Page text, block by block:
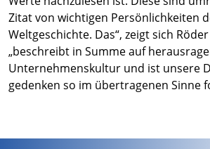
Zitat von wichtigen Persönlichkeiten
Weltgeschichte. Das“, zeigt sich
„beschreibt in Summe auf
Unternehmenskultur und ist unsere
gedenken so im übertragenen Sinne